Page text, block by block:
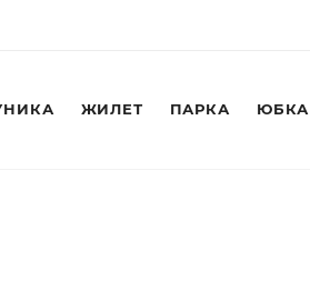
ЖИЛЕТ ПАРКА ЮБКА